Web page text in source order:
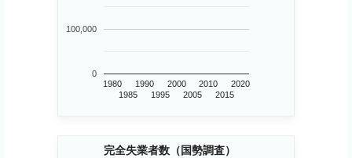
1980
1985
1990
1995
2000
2005
2010
2015
2020
0
100,000
完全失業者数（国勢調査）